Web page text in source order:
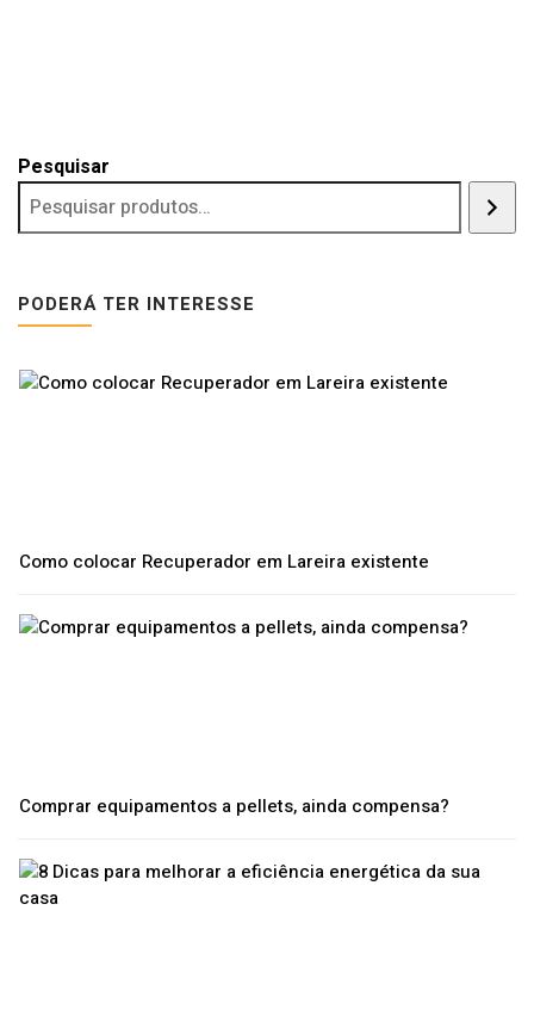
Pesquisar
PODERÁ TER INTERESSE
Como colocar Recuperador em Lareira existente
Comprar equipamentos a pellets, ainda compensa?